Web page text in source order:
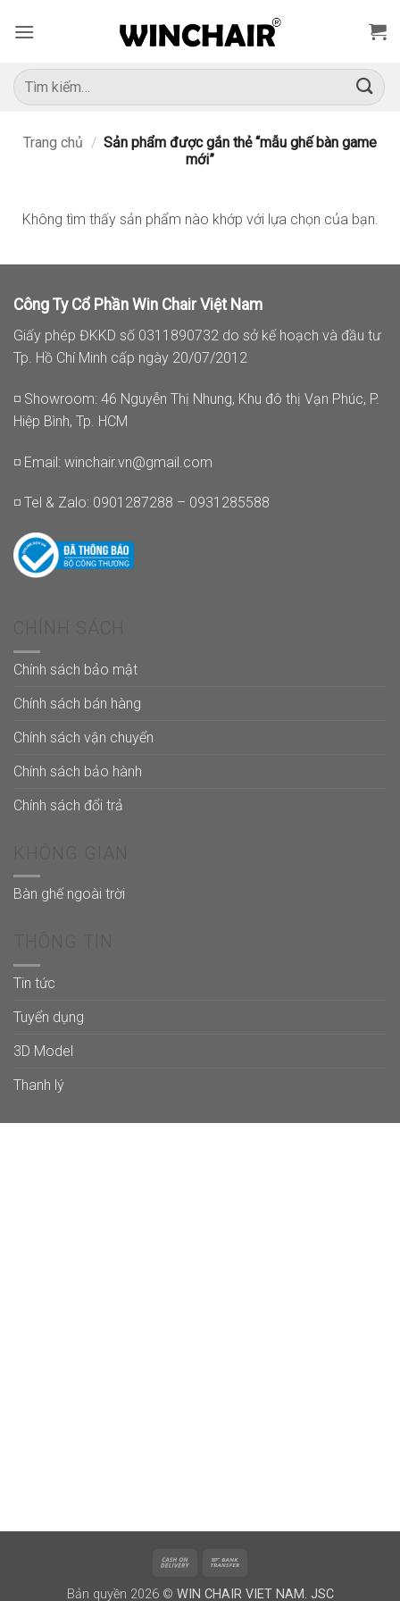
qua
dung
Tìm
kiếm:
Trang chủ / Sản phẩm được gắn thẻ “mẫu ghế bàn game
mới”
Không tìm thấy sản phẩm nào khớp với lựa chọn của bạn.
Công Ty Cổ Phần Win Chair Việt Nam
Giấy phép ĐKKD số 0311890732 do sở kế hoạch và đầu tư
Tp. Hồ Chí Minh cấp ngày 20/07/2012
◽ Showroom: 46 Nguyễn Thị Nhung, Khu đô thị Vạn Phúc, P.
Hiệp Bình, Tp. HCM
◽ Email: winchair.vn@gmail.com
◽ Tel & Zalo: 0901287288 – 0931285588
Chính sách bảo mật
Chính sách bán hàng
Chính sách vận chuyển
Chính sách bảo hành
Chính sách đổi trả
Bàn ghế ngoài trời
Tin tức
Tuyển dụng
3D Model
Thanh lý
Cash
Bản quyền 2026 © WIN CHAIR VIET NAM. JSC